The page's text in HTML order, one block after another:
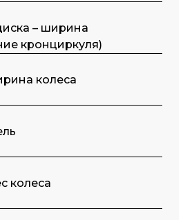
– ширина
кронциркуля)
колеса
колеса